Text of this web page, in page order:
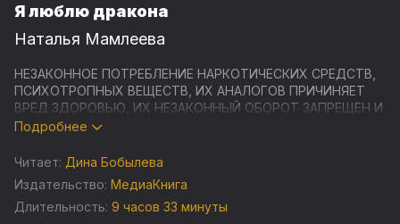
Я люблю дракона
Наталья Мамлеева
НЕЗАКОННОЕ ПОТРЕБЛЕНИЕ НАРКОТИЧЕСКИХ СРЕДСТВ,
ПСИХОТРОПНЫХ ВЕЩЕСТВ, ИХ АНАЛОГОВ ПРИЧИНЯЕТ
ВРЕД ЗДОРОВЬЮ, ИХ НЕЗАКОННЫЙ ОБОРОТ ЗАПРЕЩЕН И
ВЛЕЧЕТ УСТАНОВЛЕННУЮ ЗАКОНОДАТЕЛЬСТВОМ
Студия «МедиаКнига» представляет аудиокнигу "Я
люблю дракона" популярной российской писательницы
Натальи Мамлеевой.
Подробнее
Читает: Дина Бобылева
Издательство: МедиаКнига
Длительность: 9 часов 33 минуты